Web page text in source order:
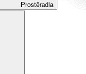
Prostěradla